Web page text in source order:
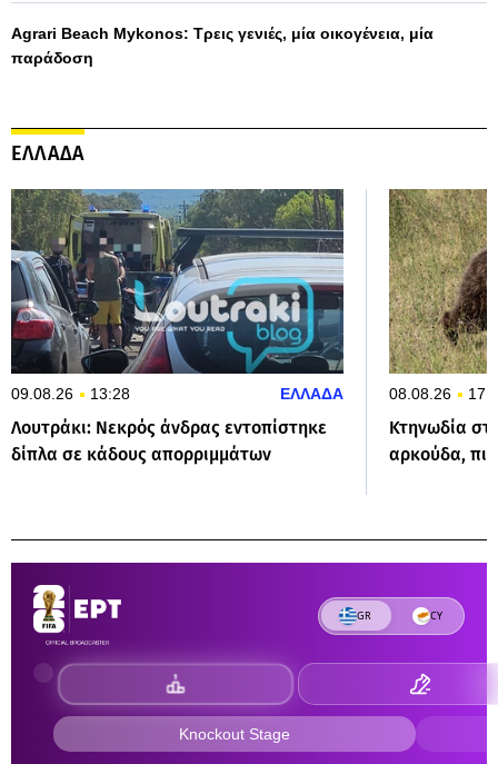
Agrari Beach Mykonos: Τρεις γενιές, μία οικογένεια, μία
παράδοση
ΕΛΛΑΔΑ
09.08.26 13:28 ΕΛΛΑΔΑ
Λουτράκι: Νεκρός άνδρας εντοπίστηκε
δίπλα σε κάδους απορριμμάτων
08.08.26
Κτηνωδία
αρκούδα,